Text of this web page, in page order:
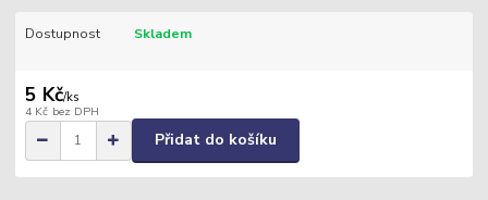
Dostupnost Skladem
5 Kč/ks
4 Kč bez DPH
Přidat do košíku